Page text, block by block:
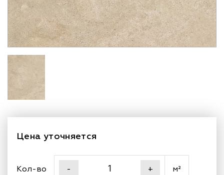
Цена уточняется
Кол-во - + м²